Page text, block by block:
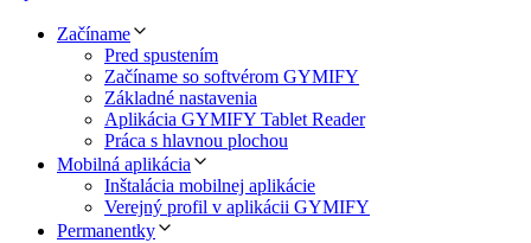
Začíname
Pred spustením
Začíname so softvérom GYMIFY
Základné nastavenia
Aplikácia GYMIFY Tablet Reader
Práca s hlavnou plochou
Mobilná aplikácia
Inštalácia mobilnej aplikácie
Verejný profil v aplikácii GYMIFY
Permanentky